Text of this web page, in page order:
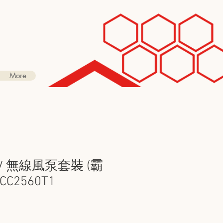
More
無線風泵套裝 (霸